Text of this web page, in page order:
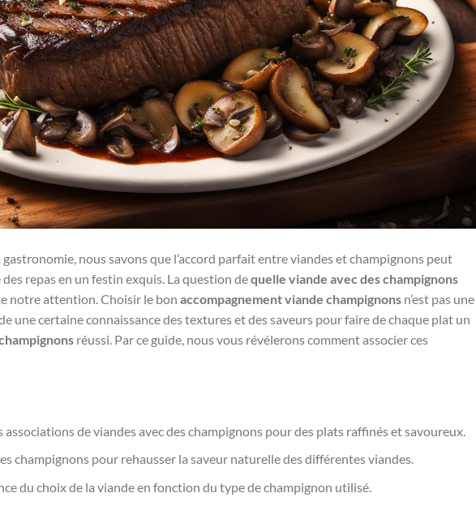
gastronomie, nous savons que l’accord parfait entre viandes et champignons peut
repas en un festin exquis. La question dequelle viande avec des champignons
notre attention. Choisir le bon accompagnement viande champignons n’est pas une
une certaine connaissance des textures et des saveurs pour faire de chaque plat un
réussi. Par ce guide, nous vous révélerons comment associer ces
de viandes avec des champignons pour des plats raffinés et savoureux.
champignons pour rehausser la saveur naturelle des différentes viandes.
du choix de la viande en fonction du type de champignon utilisé.